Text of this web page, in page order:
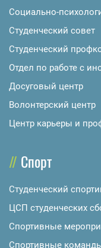
Социально-
Студенческий совет
Студенческий
Отдел по работе с
Досуговый центр
Волонтерский центр
Центр карьеры и
Спорт
Студенческий
ЦСП студенческих
Спортивные
Спортивные